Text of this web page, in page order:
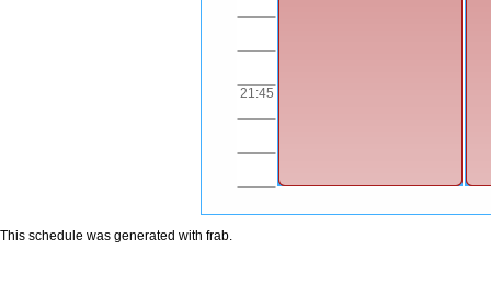
21:45
This schedule was generated with frab.